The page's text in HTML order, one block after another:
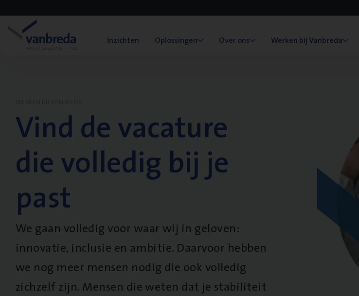
Inzichten Oplossingen Over ons Werken bij Vanbreda
Vind de vacature
die volledig bij je
past
We gaan volledig voor waar wij in geloven:
innovatie, inclusie en ambitie. Daarvoor hebben
we nog meer mensen nodig die ook volledig
zichzelf zijn. Mensen die weten dat je stabiliteit